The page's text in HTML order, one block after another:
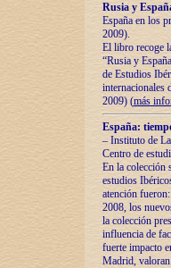
Rusia y
España en los
2009).
El libro recoge
“Rusia y
de Estudios
internacionales
2009) (más
España:
– Instituto de
Centro de
En la colección
estudios
atención
2008, los
la colección
influencia de
fuerte impacto
Madrid,